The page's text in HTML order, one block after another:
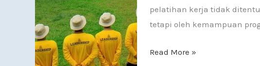
pelatihan kerja tidak
tetapi oleh kemampuan
Read More »